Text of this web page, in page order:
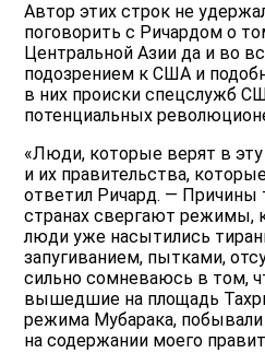
Автор этих строк не
поговорить с Ричардом о
Центральной Азии да и во
подозрением к США и
в них происки спецслужб
потенциальных
«Люди, которые верят в
и их правительства,
ответил Ричард. — Причины
странах свергают режимы,
люди уже насытились
запугиванием, пытками,
сильно сомневаюсь в том,
вышедшие на площадь
режима Мубарака,
на содержании моего